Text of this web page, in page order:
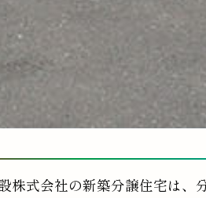
株式会社の新築分譲住宅は、